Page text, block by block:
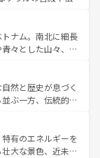
エティ豊かな料理
コンテンツ一覧を参
美を楽しむことが
ストリートフード
。夜には、韓国な
力を心ゆくまで味
韓国情報はコンテンツ一
ナム。南北に細長
々とした山々、世
の古い町並みやホ
、独特の雰囲気を
かさとおいしさで
ーヒーなどは、ぜ
もあたたかい人々
れられない旅にな
然と歴史が息づく
ぶ一方、伝統的な
マイなどの山岳地
トやクラビの美し
できる。タイ料理
有のエネルギーを
大な景色、近未来